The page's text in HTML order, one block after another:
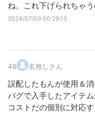
ね。これ下げられちゃう
2024/07/09 00:29:13
48. 名無しさん
誤配したもんが使用＆
バグで入手したアイテ
コストだの個別に対応